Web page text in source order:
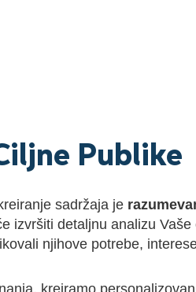
Publike
sadržaja je
izvršiti detaljnu analizu Vaše
njihove potrebe,
kreiramo